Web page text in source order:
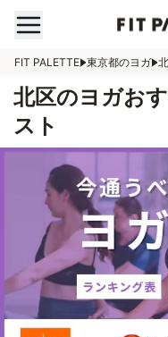
FIT PALETTE 東京都のヨガ
北区のヨガお
スト